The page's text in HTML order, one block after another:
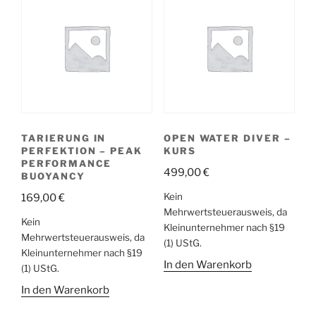
TARIERUNG IN
PERFEKTION – PEAK
PERFORMANCE
BUOYANCY
169,00€
Kein
Mehrwertsteuerausweis, da
Kleinunternehmer nach §19
(1) UStG.
In den Warenkorb
OPEN WATER DIVER –
KURS
499,00€
Kein
Mehrwertsteuerausweis, da
Kleinunternehmer nach §19
(1) UStG.
In den Warenkorb